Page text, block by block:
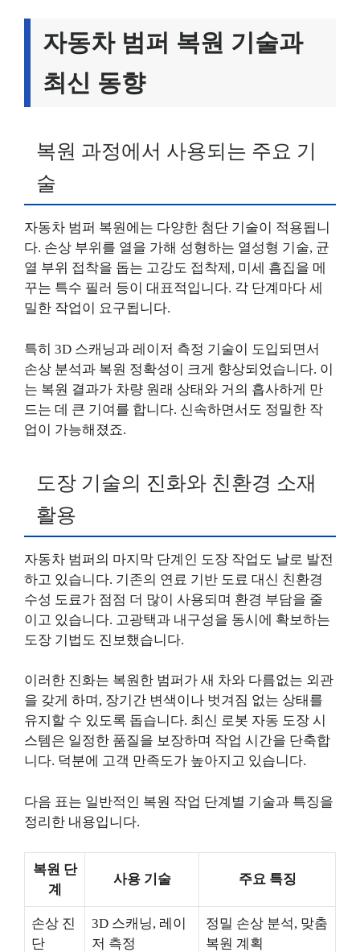
자동차 범퍼 복원 기술과
최신 동향
복원 과정에서 사용되는 주요 기
술
자동차 범퍼 복원에는 다양한 첨단 기술이 적용됩니
다. 손상 부위를 열을 가해 성형하는 열성형 기술, 균
열 부위 접착을 돕는 고강도 접착제, 미세 흠집을 메
꾸는 특수 필러 등이 대표적입니다. 각 단계마다 세
밀한 작업이 요구됩니다.
특히 3D 스캐닝과 레이저 측정 기술이 도입되면서
손상 분석과 복원 정확성이 크게 향상되었습니다. 이
는 복원 결과가 차량 원래 상태와 거의 흡사하게 만
드는 데 큰 기여를 합니다. 신속하면서도 정밀한 작
업이 가능해졌죠.
도장 기술의 진화와 친환경 소재
활용
자동차 범퍼의 마지막 단계인 도장 작업도 날로 발전
하고 있습니다. 기존의 연료 기반 도료 대신 친환경
수성 도료가 점점 더 많이 사용되며 환경 부담을 줄
이고 있습니다. 고광택과 내구성을 동시에 확보하는
도장 기법도 진보했습니다.
이러한 진화는 복원한 범퍼가 새 차와 다름없는 외관
을 갖게 하며, 장기간 변색이나 벗겨짐 없는 상태를
유지할 수 있도록 돕습니다. 최신 로봇 자동 도장 시
스템은 일정한 품질을 보장하며 작업 시간을 단축합
니다. 덕분에 고객 만족도가 높아지고 있습니다.
다음 표는 일반적인 복원 작업 단계별 기술과 특징을
정리한 내용입니다.
복원 단
계
사용 기술 주요 특징
손상 진
단
3D 스캐닝, 레이
저 측정
정밀 손상 분석, 맞춤
복원 계획